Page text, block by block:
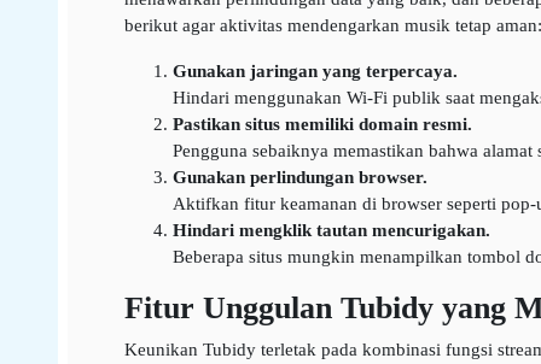
berikut agar aktivitas mendengarkan musik tetap aman:
Gunakan jaringan yang terpercaya.
Hindari menggunakan Wi-Fi publik saat
Pastikan situs memiliki domain resmi.
Pengguna sebaiknya memastikan bahwa
Gunakan perlindungan browser.
Aktifkan fitur keamanan di browser seperti
Hindari mengklik tautan mencurigakan.
Beberapa situs mungkin menampilkan tombol
Fitur Unggulan Tubidy yang
Keunikan Tubidy terletak pada kombinasi fungsi